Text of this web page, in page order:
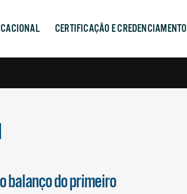
CERTIFICAÇÃO E CREDENCIAMENTO
balanço do primeiro